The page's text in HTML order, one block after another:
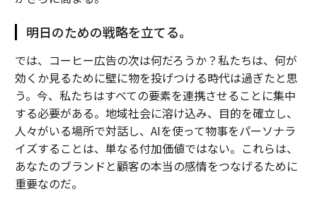
明日のための戦略を立てる。
では、コーヒー広告の次は何だろうか？私たちは、何が
効くか見るために壁に物を投げつける時代は過ぎたと思
う。今、私たちはすべての要素を連携させることに集中
する必要がある。地域社会に溶け込み、目的を確立し、
人々がいる場所で対話し、AIを使って物事をパーソナラ
イズすることは、単なる付加価値ではない。これらは、
あなたのブランドと顧客の本当の感情をつなげるために
重要なのだ。